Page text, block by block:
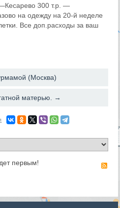
300 т.р. —
на одежду на 20-й неделе
Все доп.расходы за ваш
(Москва)
матерью. →
первым!